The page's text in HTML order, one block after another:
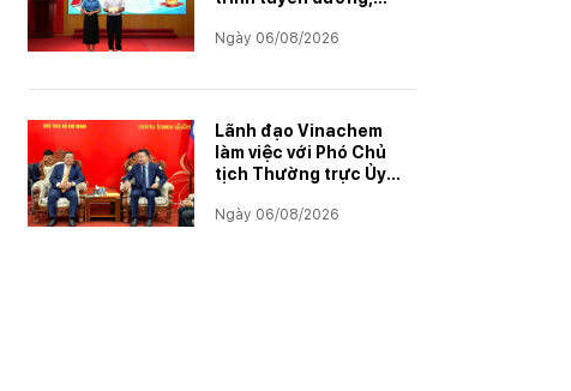
CBCNVNLĐ có thành
năm học 2025–2026
Ngày 06/08/2026
Lãnh đạo Vinachem
làm việc với Phó Chủ
tịch Thường trực Ủy
Nam, thúc đẩy triển
Ngày 06/08/2026